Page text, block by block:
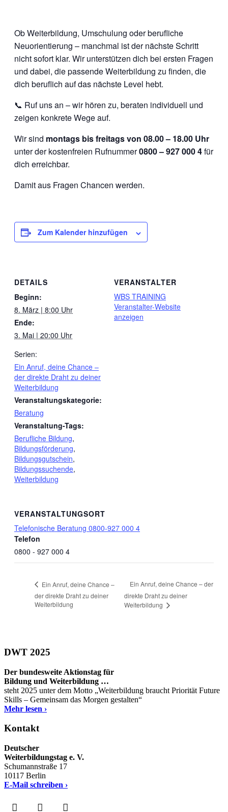
Ob Weiterbildung, Umschulung oder berufliche
Neuorientierung – manchmal ist der nächste Schritt
nicht sofort klar. Wir unterstützen dich bei ersten Fragen
und dabei, die passende Weiterbildung zu finden, die
dich beruflich auf das nächste Level hebt.
📞 Ruf uns an – wir hören zu, beraten individuell und
zeigen konkrete Wege auf.
Wir sind montags bis freitags von 08.00 – 18.00 Uhr
unter der kostenfreien Rufnummer0800 – 927 000 4für
dich erreichbar.
Damit aus Fragen Chancen werden.
Zum Kalender hinzufügen
DETAILS
Beginn:
8. März | 8:00 Uhr
Ende:
3. Mai | 20:00 Uhr
Serien:
Ein Anruf, deine Chance –
der direkte Draht zu deiner
Weiterbildung
Veranstaltungskategorie:
Beratung
Veranstaltung-Tags:
Berufliche Bildung,
Bildungsförderung,
Bildungsgutschein,
Bildungssuchende,
Weiterbildung
VERANSTALTER
WBS TRAINING
Veranstalter-Website
anzeigen
VERANSTALTUNGSORT
Telefonische Beratung 0800-927 000 4
Telefon
0800 - 927 000 4
Ein Anruf, deine Chance –
der direkte Draht zu deiner
Weiterbildung
Ein Anruf, deine Chance – der
direkte Draht zu deiner
Weiterbildung
DWT 2025
Der bundesweite Aktionstag für
Bildung und Weiterbildung …
steht 2025 unter dem Motto „Weiterbildung braucht Priorität Future
Skills – Gemeinsam das Morgen gestalten“
Mehr lesen ›
Kontakt
Deutscher
Weiterbildungstag e. V.
Schumannstraße 17
10117 Berlin
E-Mail schreiben ›